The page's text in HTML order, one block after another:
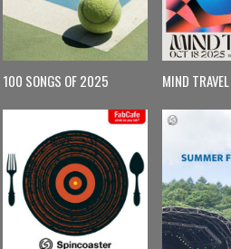
100 SONGS OF 2025 MIND TRAVEL